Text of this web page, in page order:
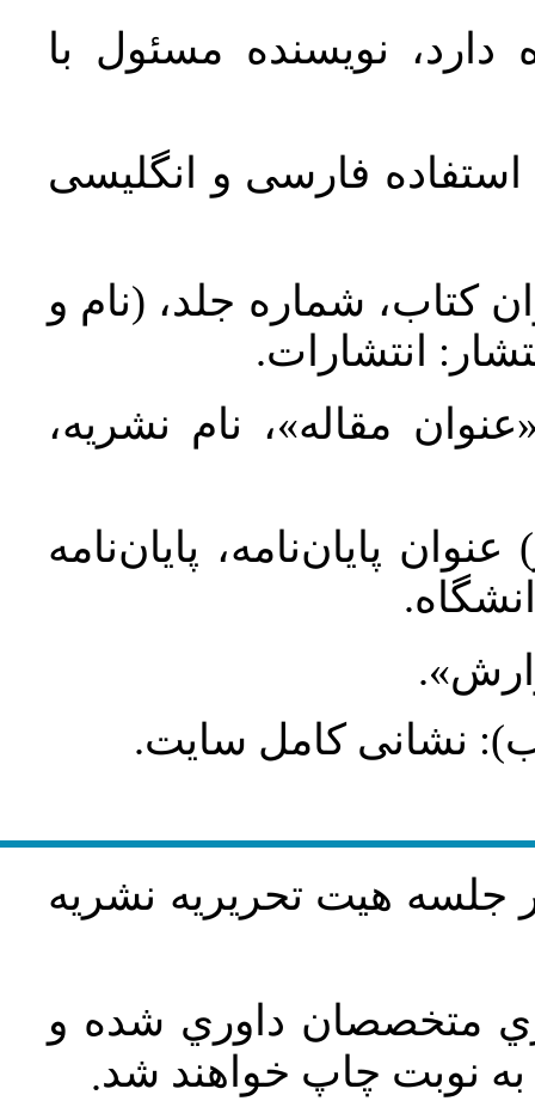
نویسنده مسئول با
استفاده فارسی و انگلیسی
کتاب، شماره جلد، (نام و
انتشارات.
مقاله»، نام نشریه،
پایان‌نامه، پایان‌نامه
نشانی کامل سایت.
جلسه هيت تحريريه نشريه
متخصصان داوري شده و
نوبت چاپ خواهند شد.